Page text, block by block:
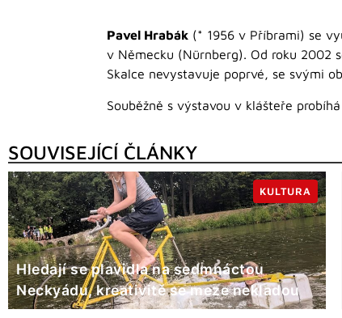
Pavel Hrabák (* 1956 v Příbrami) se
v Německu (Nürnberg). Od roku 2002
Skalce nevystavuje poprvé, se svými
Souběžně s výstavou v klášteře
SOUVISEJÍCÍ ČLÁNKY
Hledají se plavidla na sedmnáctou
Neckyádu, kreativitě se meze nekladou
KULTURA